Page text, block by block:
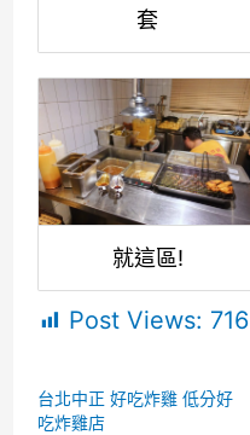
套
就這區!
Post Views: 716
台北中正 好吃炸雞 低分好
吃炸雞店